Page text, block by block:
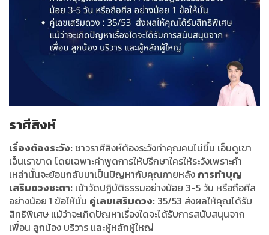
ราศีสิงห์
เรื่องต้องระวัง: ชาวราศีสิงห์ต้องระวังทำคุณคนไม่ขึ้น เอ็นดูเขา
เอ็นเราขาด โดยเฉพาะคำพูดการให้ปรึกษาใครให้ระวังเพราะคำ
เหล่านั้นจะย้อนกลับมาเป็นปัญหากับคุณภายหลัง การทำบุญ
เสริมดวงชะตา: เข้าวัดปฏิบัติธรรมอย่างน้อย 3-5 วัน หรือถือศีล
อย่างน้อย 1 ข้อให้มั่น คู่เลขเสริมดวง: 35/53 ส่งผลให้คุณได้รับ
สิทธิพิเศษ แม้ว่าจะเกิดปัญหาเรื่องใดจะได้รับการสนับสนุนจาก
เพื่อน ลูกน้อง บริวาร และผู้หลักผู้ใหญ่